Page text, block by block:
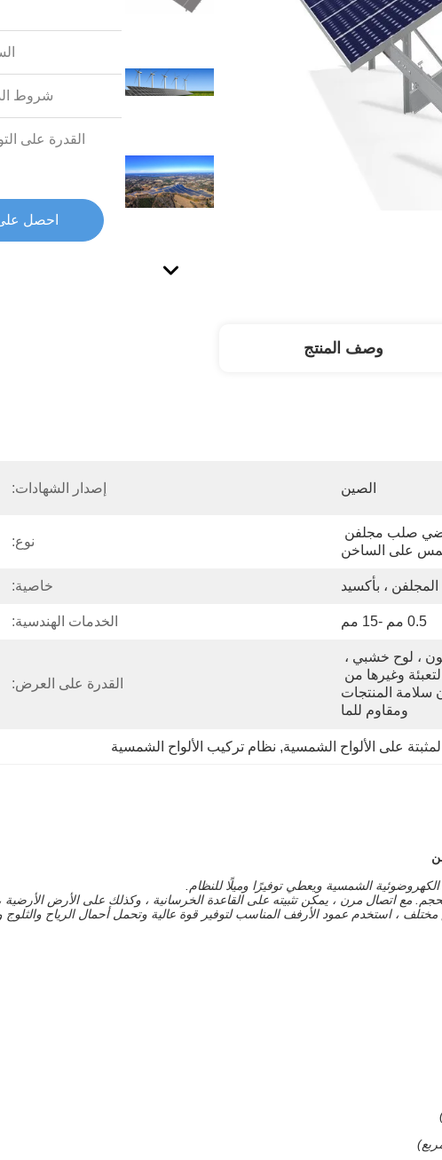
شروط
القدرة على
احصل
وصف المنتج
الصين إصدار الشهادات:
على الساخن
نوع:
المجلفن ، بأكسيد خاصية:
0.5 مم -15 مم الخدمات الهندسية:
ومقاوم للما
القدرة على العرض:
على الألواح الشمسية, نظام تركيب الألواح الشمسية
الشمسية ويعطي توفيرًا وميلًا للنظام.
مع اتصال مرن ، يمكن تثبيته على القاعدة الخرسانية ، وكذلك على الأرض الأرضية
، استخدم عمود الأرفف المناسب لتوفير قوة عالية وتحمل أحمال الرياح والثلوج